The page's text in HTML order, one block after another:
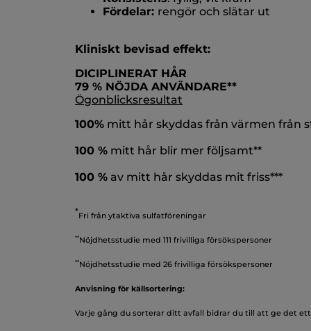
Fördelar: rengör och slätar ut
Kliniskt bevisad effekt:
DICIPLINERAT HÅR
79 % NÖJDA ANVÄNDARE**
Ögonblicksresultat
100% mitt hår skyddas från värmen från
100 % mitt hår blir mer följsamt**
100 % av mitt hår skyddas mit friss***
*Fri från ytaktiva sulfatföreningar
**Nöjdhetsstudie med 111 frivilliga försökspersoner
**Nöjdhetsstudie med 26 frivilliga försökspersoner
Anvisning för källsortering:
Varje gång du sorterar ditt avfall bidrar du till att ge det